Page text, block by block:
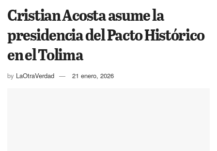
Cristian Acosta asume la
presidencia del Pacto Histórico
en el Tolima
by LaOtraVerdad 21 enero, 2026